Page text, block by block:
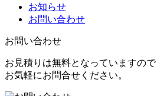
お知らせ
お問い合わせ
お問い合わせ
お見積りは無料となっていますので
お気軽にお問合せください。